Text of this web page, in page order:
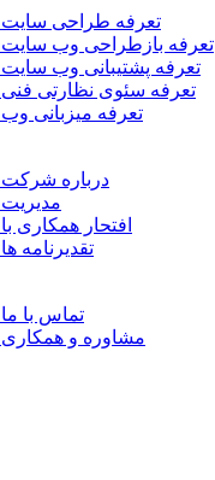
تعرفه طراحی سایت
تعرفه بازطراحی وب سایت
تعرفه پشتیبانی وب سایت
تعرفه سئوی نظارتی فنی
تعرفه میزبانی وب
درباره شرکت
مدیریت
افتحار همکاری با
تقدیرنامه ها
تماس با ما
مشاوره و همکاری